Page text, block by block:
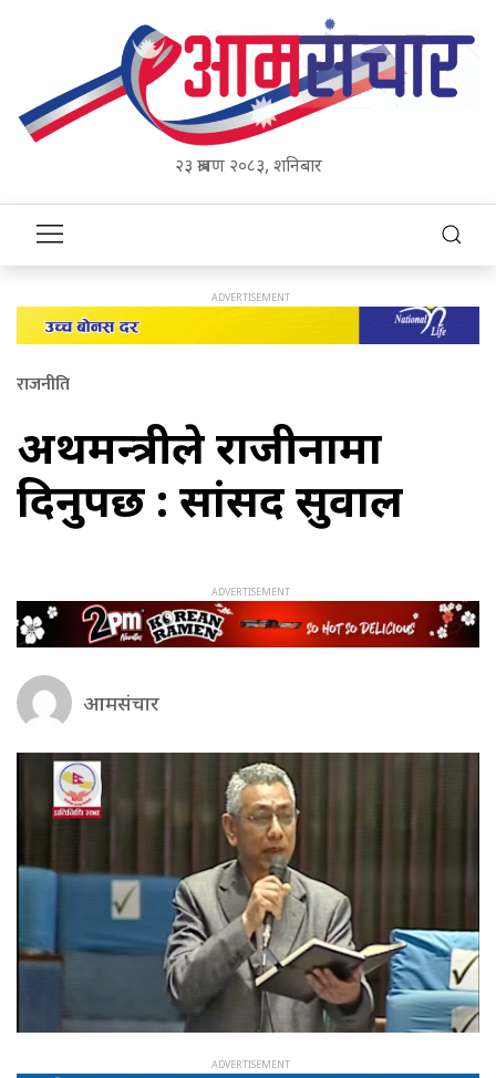
२३ श्रावण २०८३, शनिबार
राजनीति
अर्थमन्त्रीले राजीनामा
दिनुपर्छ : सांसद सुवाल
आमसंचार